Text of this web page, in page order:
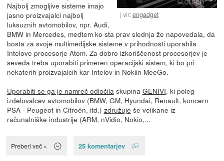
vir:engadget
Najbolj zmogljive sisteme imajo
jasno proizvajalci najbolj
luksuznih avtomobilov, npr. Audi,
BMW in Mercedes, medtem ko sta prav slednja že napovedala, da
bosta za svoje multimedijske sisteme v prihodnosti uporabila
Intelove procesorje Atom. Za dobro izkoriščenost procesorjev je
seveda treba uporabiti primeren operacijski sistem, ki bo pri
nekaterih proizvajalcih kar Intelov in Nokiin MeeGo.
Uporabiti se ga je namreč odločilaskupina GENIVI, ki poleg
izdelovalcev avtomobilov (BMW, GM, Hyundai, Renault, koncern
PSA - Peugeot in Citroën, itd.) združuje še velikane iz
računalniške industrije (ARM, nVidio, Nokio,...
Preberi več » 25 komentarjev